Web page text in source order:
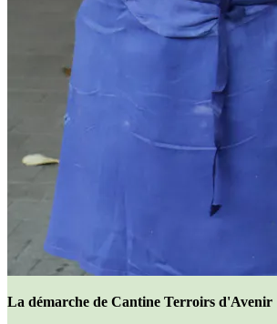
La démarche de Cantine Terroirs d'Avenir